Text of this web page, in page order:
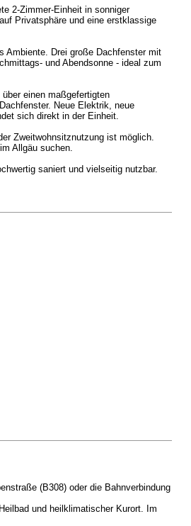
2-Zimmer-Einheit in sonniger
Privatsphäre und eine erstklassige
Ambiente. Drei große Dachfenster mit
und Abendsonne - ideal zum
einen maßgefertigten
Neue Elektrik, neue
sich direkt in der Einheit.
Zweitwohnsitznutzung ist möglich.
Allgäu suchen.
saniert und vielseitig nutzbar.
(B308) oder die Bahnverbindung
und heilklimatischer Kurort. Im